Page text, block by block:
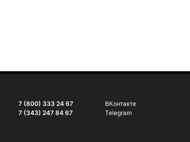
7 (800) 333 24 67
7 (343) 247 84 67
ВКонтакте
Telegram